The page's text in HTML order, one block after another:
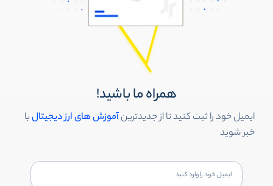
همراه ما باشید!
ایمیل خود را ثبت کنید تا از جدیدترینآموزش های ارز دیجیتالبا
خبر شوید